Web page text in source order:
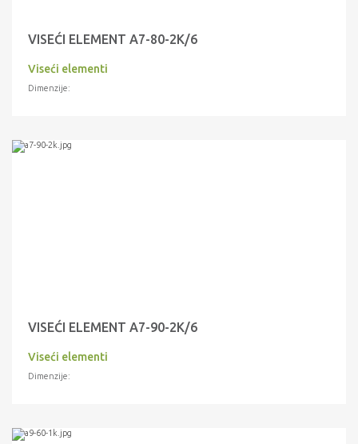
VISEĆI ELEMENT A7-80-2K/6
Viseći elementi
Dimenzije:
VISEĆI ELEMENT A7-90-2K/6
Viseći elementi
Dimenzije: